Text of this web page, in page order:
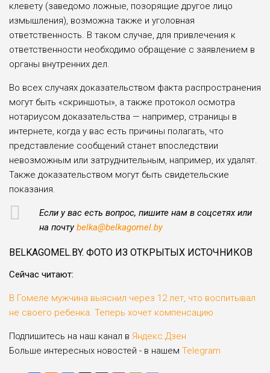
клевету (заведомо ложные, позорящие другое лицо
измышления), возможна также и уголовная
ответственность. В таком случае, для привлечения к
ответственности необходимо обращение с заявлением в
органы внутренних дел.
Во всех случаях доказательством факта распространения
могут быть «скриншоты», а также протокол осмотра
нотариусом доказательства — например, страницы в
интернете, когда у вас есть причины полагать, что
представление сообщений станет впоследствии
невозможным или затруднительным, например, их удалят.
Также доказательством могут быть свидетельские
показания.
Если у вас есть вопрос, пишите нам в соцсетях или
на почтуbelka@belkagomel.by
BELKAGOMEL.BY. ФОТО ИЗ ОТКРЫТЫХ ИСТОЧНИКОВ
Сейчас читают:
В Гомеле мужчина выяснил через 12 лет, что воспитывал
не своего ребенка. Теперь хочет компенсацию
Подпишитесь на наш канал в Яндекс.Дзен
Больше интересных новостей - в нашем Telegram